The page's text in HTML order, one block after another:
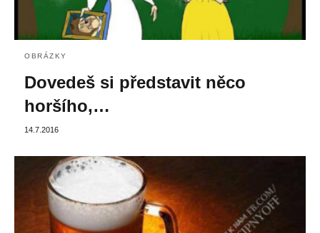
OBRÁZKY
Dovedeš si představit něco
horšího,…
14.7.2016